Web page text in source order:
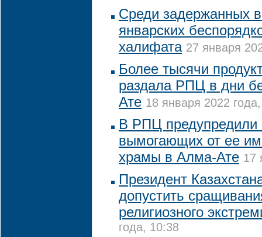
Среди задержанных
январских
халифата 27 января
Более тысячи
раздала РПЦ в дни
Ате 18 января 2022
В РПЦ
вымогающих от ее
храмы в Алма-Ате 17
Президент
допустить
религиозного
года, 10:38